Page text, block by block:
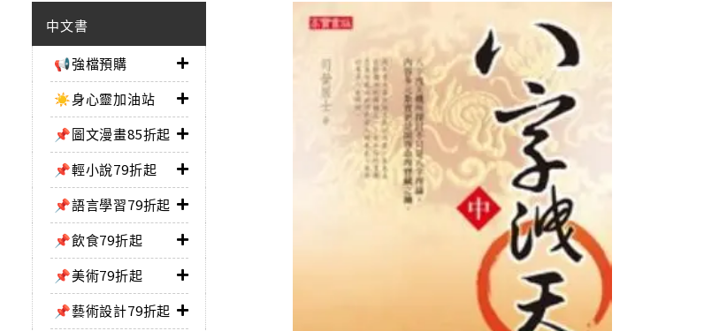
中文書
📢強檔預購
☀️身心靈加油站
📌圖文漫畫85折起
📌輕小說79折起
📌語言學習79折起
📌飲食79折起
📌美術79折起
📌藝術設計79折起